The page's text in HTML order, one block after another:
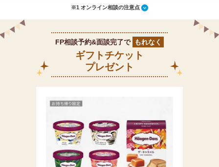
※1 オンライン相談の注意点
FP相談予約&面談完了で もれなく
ギフトチケット
プレゼント